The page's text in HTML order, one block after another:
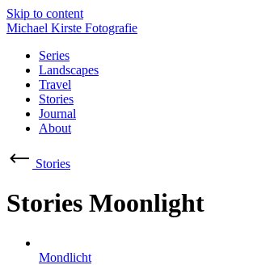
Skip to content
Michael Kirste Fotografie
Series
Landscapes
Travel
Stories
Journal
About
Stories
Stories Moonlight
Mondlicht